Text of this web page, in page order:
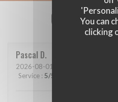
You can
clicking
Our
Pascal D
2026-08-01
Service : 5/5